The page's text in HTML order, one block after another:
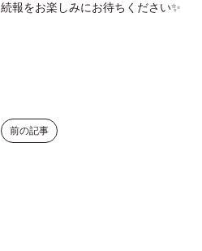
続報をお楽しみにお待ちください✨
前の記事